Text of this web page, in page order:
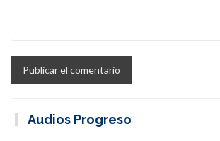
Audios Progreso